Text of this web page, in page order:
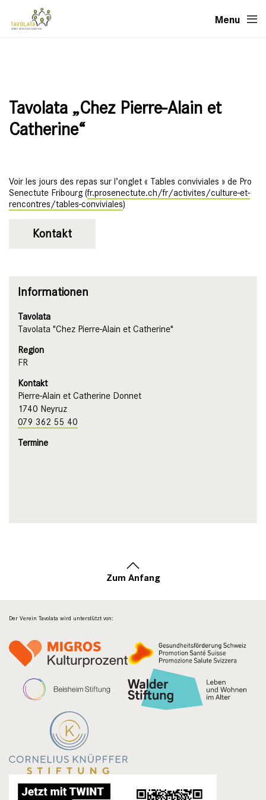
Menu
Tavolata „Chez Pierre-Alain et
Catherine“
Voir les jours des repas sur l’onglet « Tables conviviales » de Pro
Senectute Fribourg (fr.prosenectute.ch/fr/activites/culture-et-
rencontres/tables-conviviales)
Kontakt
Informationen
Tavolata
Tavolata "Chez Pierre-Alain et Catherine"
Region
FR
Kontakt
Pierre-Alain et Catherine Donnet
1740 Neyruz
079 362 55 40
Termine
Zum Anfang
Der Verein Tavolata wird unterstützt von: